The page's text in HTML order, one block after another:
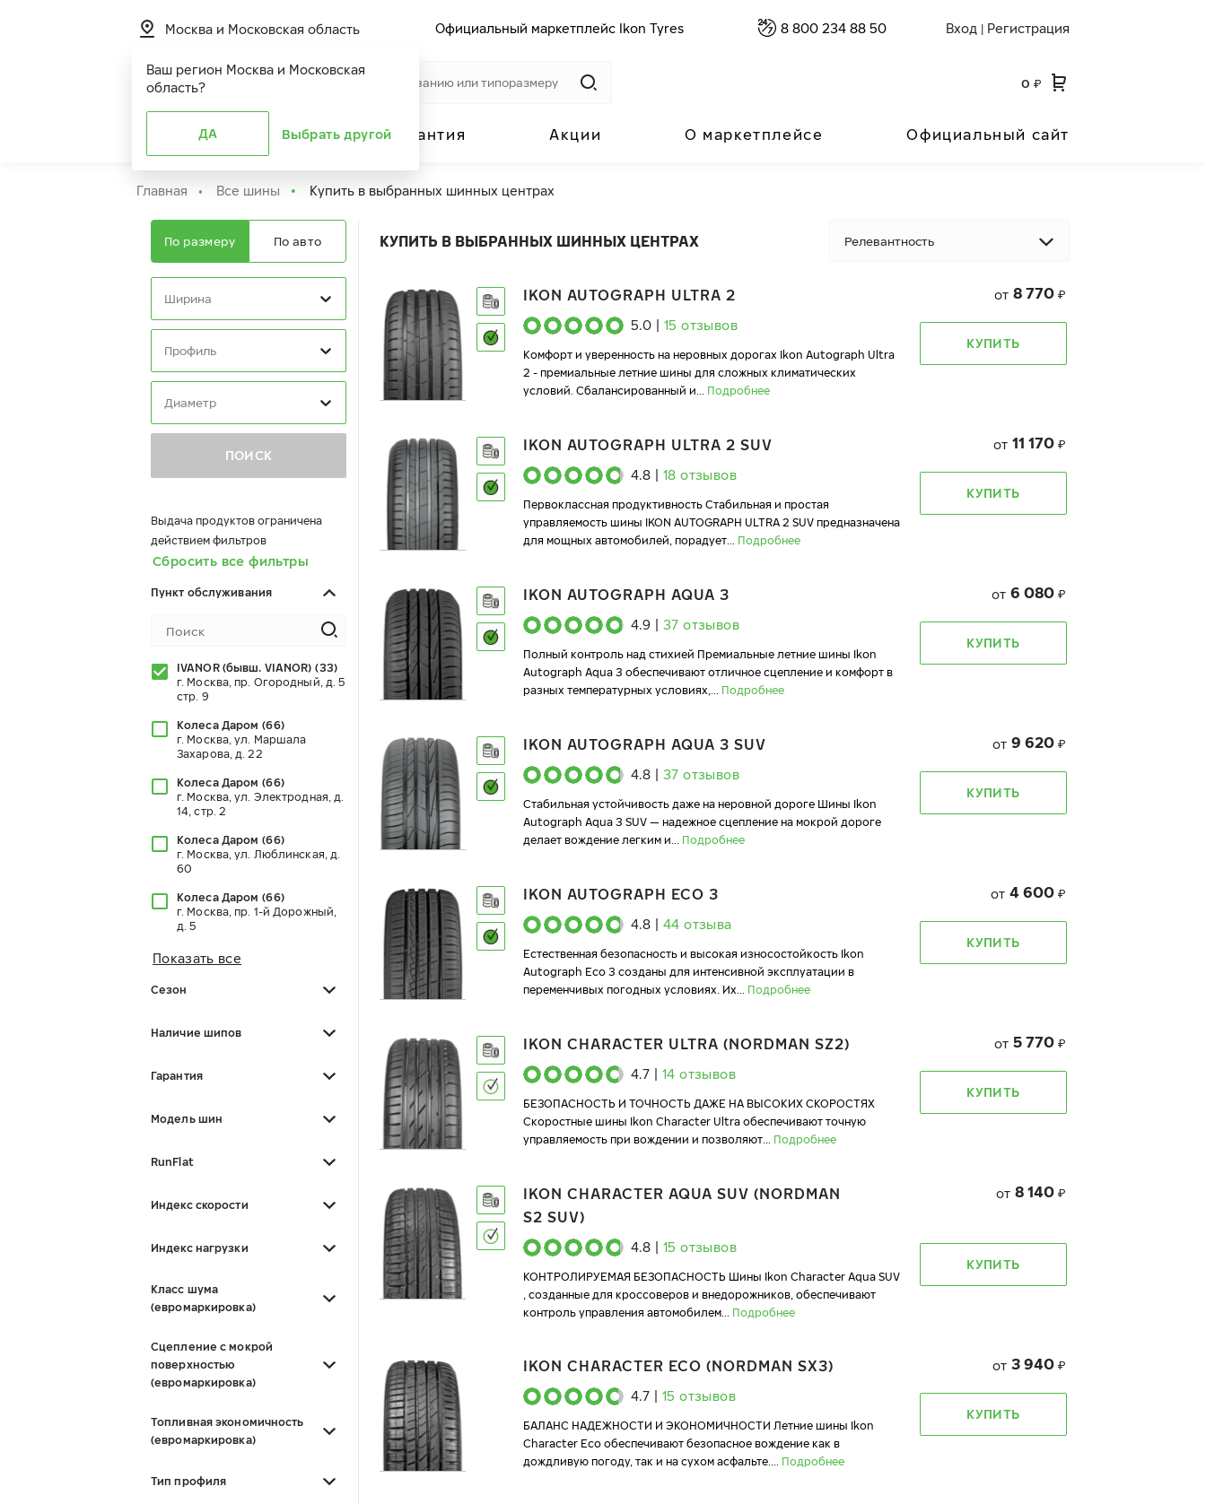
Ваш регион Москва и Московская
область?
ДА Выбрать другой
Москва и Московская область Официальный маркетплейс Ikon Tyres 8 800 234 88 50 Вход Регистрация
0 ₽
Расширенная гарантия Акции О маркетплейсе Официальный сайт
Главная Все шины Купить в выбранных шинных центрах
По размеру По авто
Ширина
Профиль
Диаметр
ПОИСК
Выдача продуктов ограничена
действием фильтров
Сбросить все фильтры
Пункт обслуживания
IVANOR (бывш. VIANOR) (33)
г. Москва, пр. Огородный, д. 5
стр. 9
Колеса Даром (66)
г. Москва, ул. Маршала
Захарова, д. 22
Колеса Даром (66)
г. Москва, ул. Электродная, д.
14, стр. 2
Колеса Даром (66)
г. Москва, ул. Люблинская, д.
60
Колеса Даром (66)
г. Москва, пр. 1-й Дорожный,
д. 5
Показать все
Сезон
Наличие шипов
Гарантия
Модель шин
RunFlat
Индекс скорости
Индекс нагрузки
Класс шума
(евромаркировка)
Сцепление с мокрой
поверхностью
(евромаркировка)
Топливная экономичность
(евромаркировка)
Тип профиля
КУПИТЬ В ВЫБРАННЫХ ШИННЫХ ЦЕНТРАХ Релевантность
IKON AUTOGRAPH ULTRA 2
5.0 15 отзывов
Комфорт и уверенность на неровных дорогах Ikon Autograph Ultra
2 - премиальные летние шины для сложных климатических
условий. Сбалансированный и... Подробнее
от 8 770 ₽
КУПИТЬ
IKON AUTOGRAPH ULTRA 2 SUV
4.8 18 отзывов
Первоклассная продуктивность Стабильная и простая
управляемость шины IKON AUTOGRAPH ULTRA 2 SUV предназначена
для мощных автомобилей, порадует... Подробнее
от 11 170 ₽
КУПИТЬ
IKON AUTOGRAPH AQUA 3
4.9 37 отзывов
Полный контроль над стихией Премиальные летние шины Ikon
Autograph Aqua 3 обеспечивают отличное сцепление и комфорт в
разных температурных условиях,... Подробнее
от 6 080 ₽
КУПИТЬ
IKON AUTOGRAPH AQUA 3 SUV
4.8 37 отзывов
Стабильная устойчивость даже на неровной дороге Шины Ikon
Autograph Aqua 3 SUV — надежное сцепление на мокрой дороге
делает вождение легким и... Подробнее
от 9 620 ₽
КУПИТЬ
IKON AUTOGRAPH ECO 3
4.8 44 отзыва
Естественная безопасность и высокая износостойкость Ikon
Autograph Eco 3 созданы для интенсивной эксплуатации в
переменчивых погодных условиях. Их... Подробнее
от 4 600 ₽
КУПИТЬ
IKON CHARACTER ULTRA (NORDMAN SZ2)
4.7 14 отзывов
БЕЗОПАСНОСТЬ И ТОЧНОСТЬ ДАЖЕ НА ВЫСОКИХ СКОРОСТЯХ
Скоростные шины Ikon Character Ultra обеспечивают точную
управляемость при вождении и позволяют... Подробнее
от 5 770 ₽
КУПИТЬ
IKON CHARACTER AQUA SUV (NORDMAN
S2 SUV)
4.8 15 отзывов
КОНТРОЛИРУЕМАЯ БЕЗОПАСНОСТЬ Шины Ikon Character Aqua SUV
, созданные для кроссоверов и внедорожников, обеспечивают
контроль управления автомобилем... Подробнее
от 8 140 ₽
КУПИТЬ
IKON CHARACTER ECO (NORDMAN SX3)
4.7 15 отзывов
БАЛАНС НАДЕЖНОСТИ И ЭКОНОМИЧНОСТИ Летние шины Ikon
Character Eco обеспечивают безопасное вождение как в
дождливую погоду, так и на сухом асфальте.... Подробнее
от 3 940 ₽
КУПИТЬ